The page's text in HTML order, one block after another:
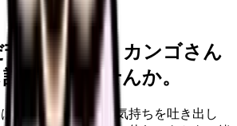
しいなら、カンゴさん
してみませんか。
進みません。今の気持ちを吐き出し